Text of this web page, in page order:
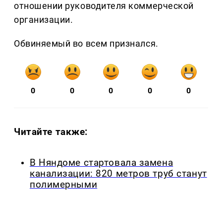
отношении руководителя коммерческой
организации.
Обвиняемый во всем признался.
0 0 0 0 0
Читайте также:
В Няндоме стартовала замена
канализации: 820 метров труб станут
полимерными